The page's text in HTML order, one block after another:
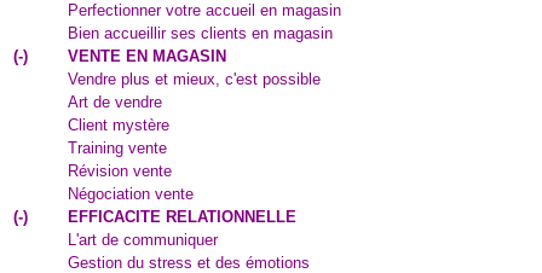
Perfectionner votre accueil en magasin
Bien accueillir ses clients en magasin
(-)
VENTE EN MAGASIN
Vendre plus et mieux, c'est possible
Art de vendre
Client mystère
Training vente
Révision vente
Négociation vente
(-)
EFFICACITE RELATIONNELLE
L'art de communiquer
Gestion du stress et des émotions